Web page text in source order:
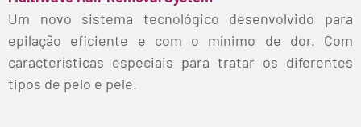
Um novo sistema tecnológico desenvolvido para
epilação eficiente e com o mínimo de dor. Com
características especiais para tratar os diferentes
tipos de pelo e pele.